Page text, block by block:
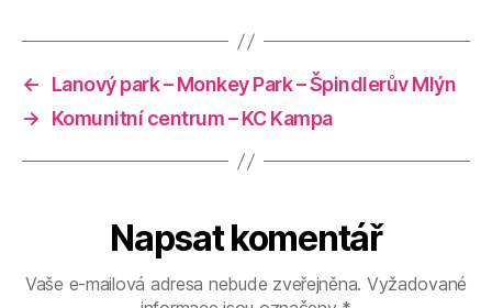
←
Lanový park – Monkey Park – Špindlerův Mlýn
→
Komunitní centrum – KC Kampa
Napsat komentář
Vaše e-mailová adresa nebude zveřejněna. Vyžadované